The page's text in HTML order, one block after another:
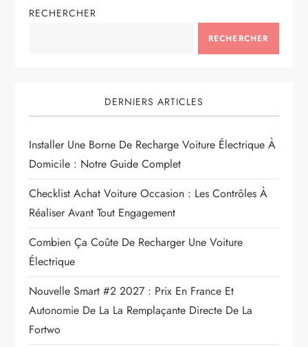
RECHERCHER
RECHERCHER
DERNIERS ARTICLES
Installer Une Borne De Recharge Voiture Électrique À
Domicile : Notre Guide Complet
Checklist Achat Voiture Occasion : Les Contrôles À
Réaliser Avant Tout Engagement
Combien Ça Coûte De Recharger Une Voiture
Électrique
Nouvelle Smart #2 2027 : Prix En France Et
Autonomie De La La Remplaçante Directe De La
Fortwo